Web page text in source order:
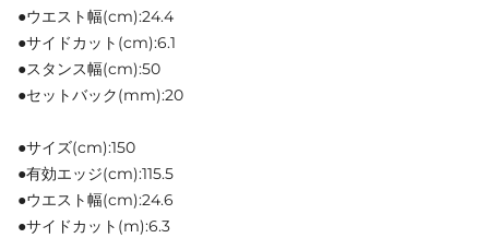
●ウエスト幅(cm):24.4
●サイドカット(cm):6.1
●スタンス幅(cm):50
●セットバック(mm):20
●サイズ(cm):150
●有効エッジ(cm):115.5
●ウエスト幅(cm):24.6
●サイドカット(m):6.3